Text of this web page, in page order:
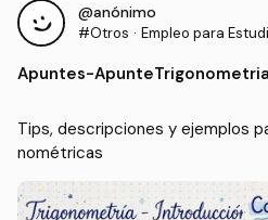
@anónimo
#Otros · Empleo para
Apuntes-
Tips, descripciones y ejemplos